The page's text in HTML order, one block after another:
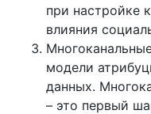
при настройке
влияния
модели
данных.
– это первый